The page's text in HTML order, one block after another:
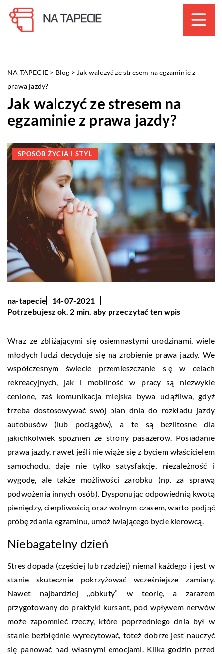
NA TAPECIE > Blog > Jak walczyć ze stresem na egzaminie z
prawa jazdy?
Jak walczyć ze stresem na
egzaminie z prawa jazdy?
SPOSÓB ŻYCIA I STYL
na-tapecie
14-07-2021
Potrzebujesz ok. 2 min. aby przeczytać ten wpis
Wraz ze zbliżającymi się osiemnastymi urodzinami, wiele
młodych ludzi decyduje się na zrobienie prawa jazdy. We
współczesnym świecie przemieszczanie się w celach
rekreacyjnych, jak i mobilność w pracy są niezwykle
cenione, zaś komunikacja miejska bywa uciążliwa, gdyż
trzeba dostosowywać swój plan dnia do rozkładu jazdy
autobusów (lub pociągów), a te są bezlitosne dla
jakichkolwiek spóźnień ze strony pasażerów. Posiadanie
prawa jazdy, nawet jeśli nie wiąże się z byciem właścicielem
samochodu, daje nie tylko satysfakcję, niezależność i
wygodę, ale także możliwości zarobku (np. za sprawą
podwożenia innych osób). Dysponując odpowiednią kwotą
pieniędzy, cierpliwością oraz wolnym czasem, warto podjąć
próbę zdania egzaminu, umożliwiającego bycie kierowcą.
Niebagatelny dzień
Stres dopada (częściej lub rzadziej) niemal każdego i jest w
stanie skutecznie pokrzyżować wcześniejsze zamiary.
Nawet najbardziej ,,obkuty” w teorię, a zarazem
przygotowany do praktyki kursant, pod wpływem nerwów
może zapomnieć rzeczy, które poprzedniego dnia był w
stanie bezbłędnie wyrecytować, toteż dobrze jest nauczyć
się panować nad własnymi emocjami. Kilka godzin przed